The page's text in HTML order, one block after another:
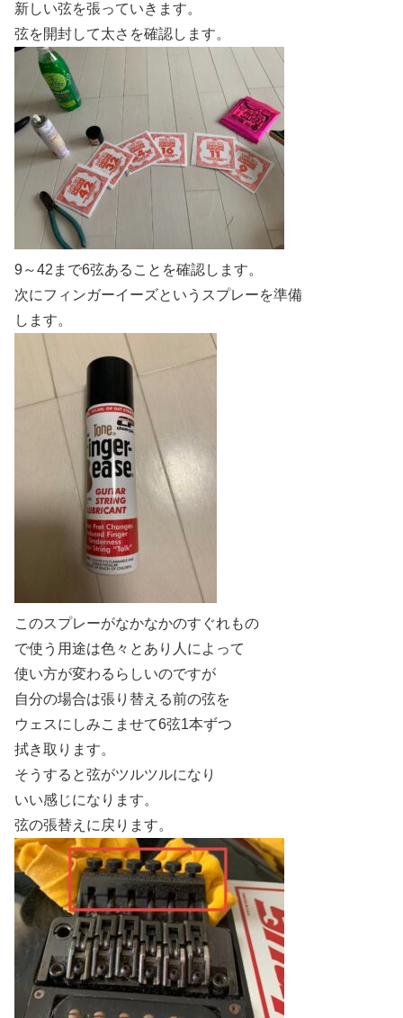
新しい弦を張っていきます。
弦を開封して太さを確認します。
9～42まで6弦あることを確認します。
次にフィンガーイーズというスプレーを準備
します。
このスプレーがなかなかのすぐれもの
で使う用途は色々とあり人によって
使い方が変わるらしいのですが
自分の場合は張り替える前の弦を
ウェスにしみこませて6弦1本ずつ
拭き取ります。
そうすると弦がツルツルになり
いい感じになります。
弦の張替えに戻ります。